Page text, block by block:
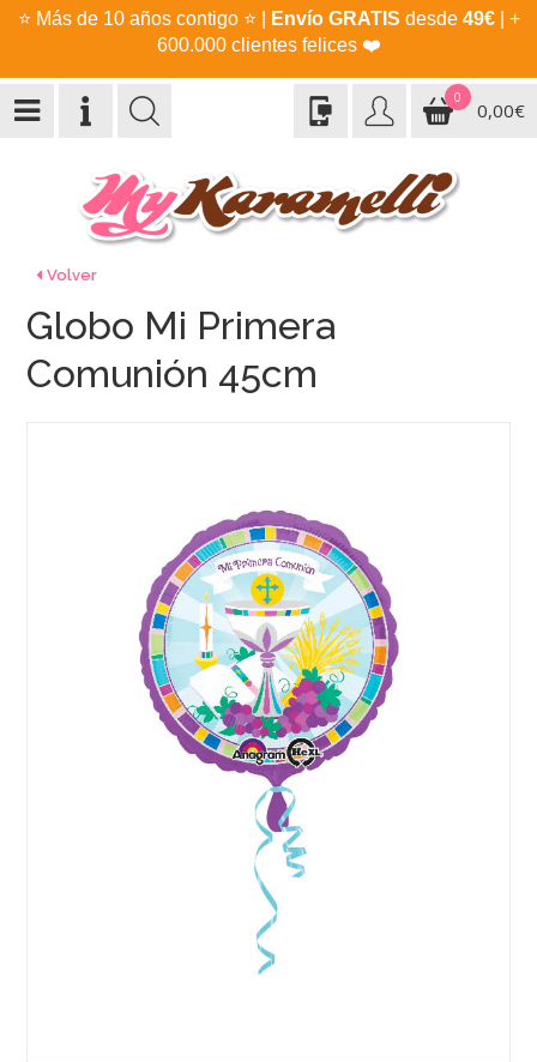
⭐ Más de 10 años contigo ⭐ Envío GRATIS desde 49€| +
600.000 clientes felices ❤️
0
0,00€
Volver
Globo Mi Primera
Comunión 45cm